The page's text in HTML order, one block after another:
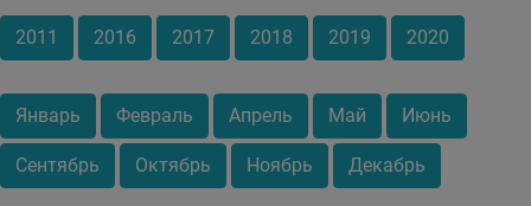
2011 2016 2017 2018 2019 2020
Январь Февраль Апрель Май Июнь
Сентябрь Октябрь Ноябрь Декабрь